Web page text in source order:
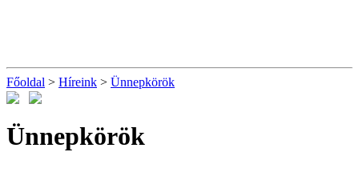
Főoldal > Híreink > Ünnepkörök
Ünnepkörök